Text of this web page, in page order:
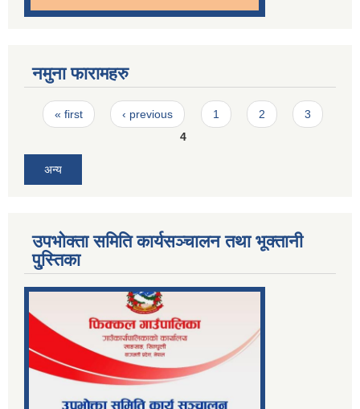
नमुना फारामहरु
Pages
« first ‹ previous 1 2
3
4
अन्य
उपभोक्ता समिति कार्यसञ्चालन तथा भूक्तानी
पु्स्तिका